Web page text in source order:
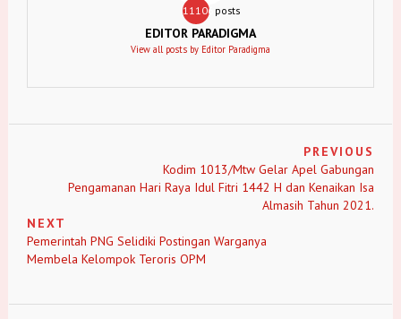
11106 posts
EDITOR PARADIGMA
View all posts by Editor Paradigma
PREVIOUS
Kodim 1013/Mtw Gelar Apel Gabungan
Pengamanan Hari Raya Idul Fitri 1442 H dan Kenaikan Isa
Almasih Tahun 2021.
NEXT
Pemerintah PNG Selidiki Postingan Warganya
Membela Kelompok Teroris OPM